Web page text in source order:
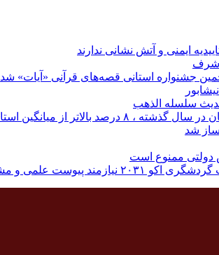
ایمنی و آتش نشانی ندارند
جشنواره استانی قصه‌های قرآنی «آیات» شد
سلسله الذهب
از میانگین استانی بود
ساز شد
دولتی ممنوع است
و مشارکت دانشگاه‌هاست